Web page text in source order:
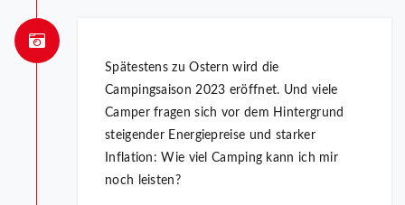
Spätestens zu Ostern wird die
Campingsaison 2023 eröffnet. Und viele
Camper fragen sich vor dem Hintergrund
steigender Energiepreise und starker
Inflation: Wie viel Camping kann ich mir
noch leisten?